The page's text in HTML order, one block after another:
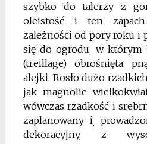
szybko do talerzy z
oleistość i ten
zależności od pory roku i
się do ogrodu, w którym
(treillage) obrośnięta
alejki. Rosło dużo
jak magnolie
wówczas rzadkość i
zaplanowany i.
dekoracyjny, z